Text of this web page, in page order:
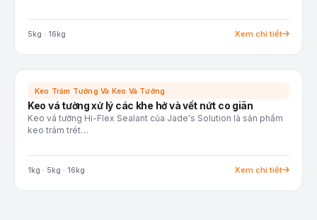
5kg · 16kg Xem chi tiết
Keo Trám Tường Và Keo Vá Tường
Keo vá tường xử lý các khe hở và vết nứt co giãn
Keo vá tường Hi-Flex Sealant của Jade's Solution là sản phẩm
keo trám trét…
1kg · 5kg · 16kg Xem chi tiết